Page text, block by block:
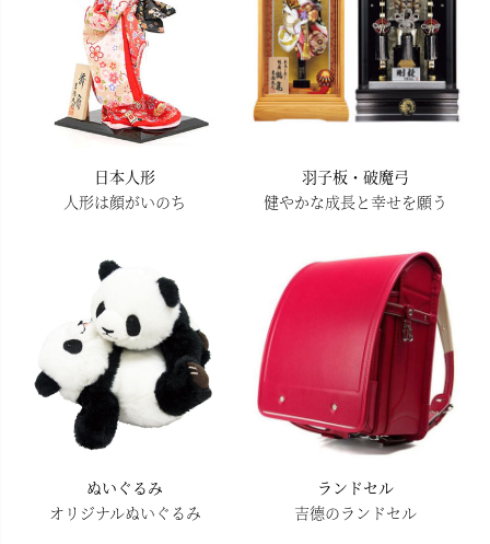
日本人形
人形は顔がいのち
羽子板・破魔弓
健やかな成長と幸せを願う
ぬいぐるみ
オリジナルぬいぐるみ
ランドセル
吉德のランドセル